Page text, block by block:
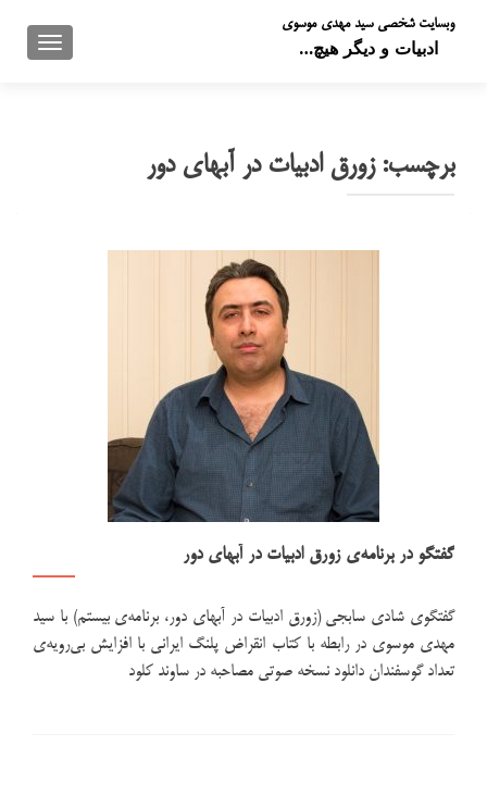
وبسایت شخصی سید مهدی موسوی
ادبیات و دیگر هیچ…
برچسب:زورق ادبیات در آبهای دور
گفتگو در برنامه‌ی زورق ادبیات در آبهای دور
گفتگوی شادی سابجی (زورق ادبیات در آبهای دور، برنامه‌ی بیستم) با سید
مهدی موسوی در رابطه با کتاب انقراض پلنگ ایرانی با افزایش بی‌رویه‌ی
تعداد گوسفندان دانلود نسخه صوتی مصاحبه در ساوند کلود